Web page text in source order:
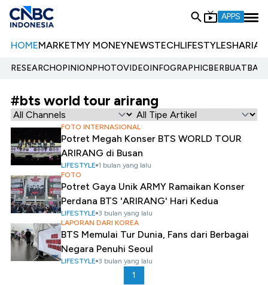
APPS
HOMEMARKETMY MONEYNEWSTECHLIFESTYLESHARIA
RESEARCHOPINIONPHOTOVIDEOINFOGRAPHIC
#bts world tour arirang
FOTO INTERNASIONAL
Potret Megah Konser BTS WORLD TOUR
ARIRANG di Busan
LIFESTYLE 1 bulan yang lalu
FOTO
Potret Gaya Unik ARMY Ramaikan Konser
Perdana BTS 'ARIRANG' Hari Kedua
LIFESTYLE 3 bulan yang lalu
LAPORAN DARI KOREA
BTS Memulai Tur Dunia, Fans dari Berbagai
Negara Penuhi Seoul
LIFESTYLE 3 bulan yang lalu
1